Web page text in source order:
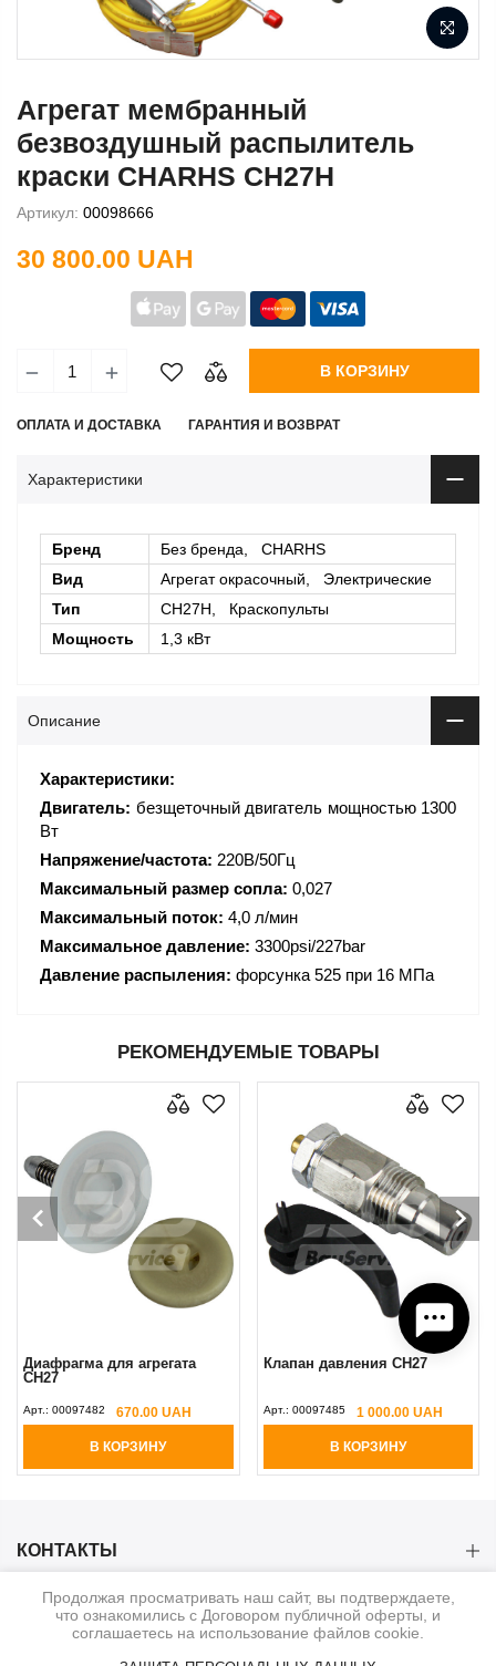
Агрегат мембранный
безвоздушный распылитель
краски CHARHS CH27H
Артикул: 00098666
30 800.00 UAH
В КОРЗИНУ
ОПЛАТА И ДОСТАВКА ГАРАНТИЯ И ВОЗВРАТ
Характеристики
Бренд
Без бренда, CHARHS
Вид
Агрегат окрасочный, Электрические
Тип
CH27H, Краскопульты
Мощность
1,3 кВт
Описание
Характеристики:
Двигатель: безщеточный двигатель мощностью 1300
Вт
Напряжение/частота: 220В/50Гц
Максимальный размер сопла: 0,027
Максимальный поток: 4,0 л/мин
Максимальное давление: 3300psi/227bar
Давление распыления: форсунка 525 при 16 МПа
РЕКОМЕНДУЕМЫЕ ТОВАРЫ
Диафрагма для агрегата
CH27
Арт.: 00097482 670.00 UAH
В КОРЗИНУ
Клапан давления CH27
Арт.: 00097485 1 000.00 UAH
В КОРЗИНУ
КОНТАКТЫ
КАТЕГОРИИ
Продолжая просматривать наш сайт, вы подтверждаете,
что ознакомились с Договором публичной оферты, и
соглашаетесь на использование файлов cookie.